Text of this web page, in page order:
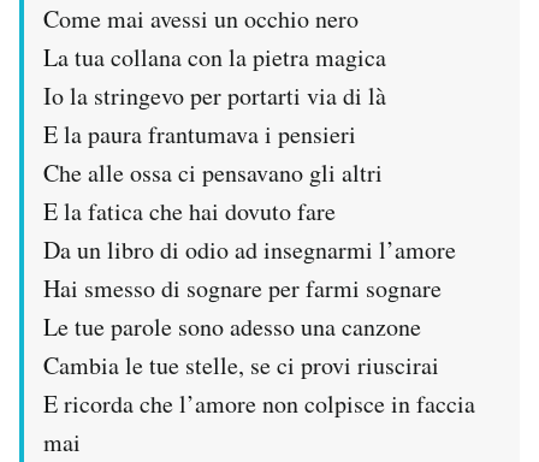
Come mai avessi un occhio nero
La tua collana con la pietra magica
Io la stringevo per portarti via di là
E la paura frantumava i pensieri
Che alle ossa ci pensavano gli altri
E la fatica che hai dovuto fare
Da un libro di odio ad insegnarmi l’amore
Hai smesso di sognare per farmi sognare
Le tue parole sono adesso una canzone
Cambia le tue stelle, se ci provi riuscirai
E ricorda che l’amore non colpisce in faccia
mai